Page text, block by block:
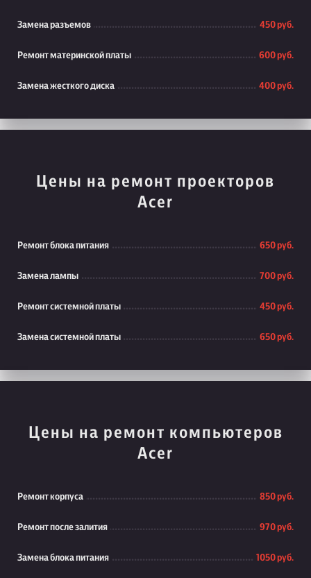
Замена разъемов 450 руб.
Ремонт материнской платы 600 руб.
Замена жесткого диска 400 руб.
Цены на ремонт проекторов
Acer
Ремонт блока питания 650 руб.
Замена лампы 700 руб.
Ремонт системной платы 450 руб.
Замена системной платы 650 руб.
Цены на ремонт компьютеров
Acer
Ремонт корпуса 850 руб.
Ремонт после залития 970 руб.
Замена блока питания 1050 руб.